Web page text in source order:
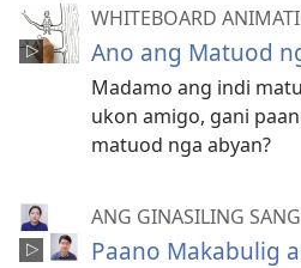
WHITEBOARD
Ano ang Matuod
Madamo ang indi
ukon amigo, gani
matuod nga abyan?
ANG GINASILING
Paano Makabulig